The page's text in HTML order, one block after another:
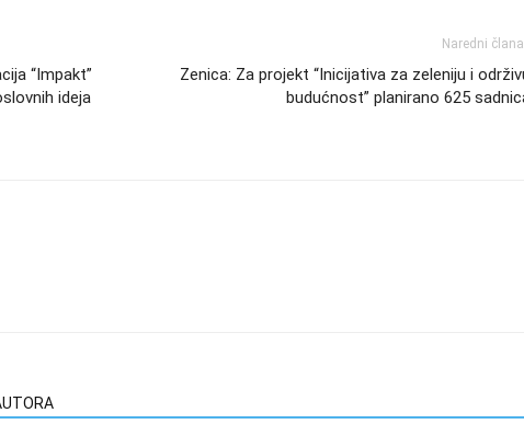
“Impakt”
ideja
Naredni
Zenica: Za projekt “Inicijativa za zeleniju i
budućnost” planirano 625